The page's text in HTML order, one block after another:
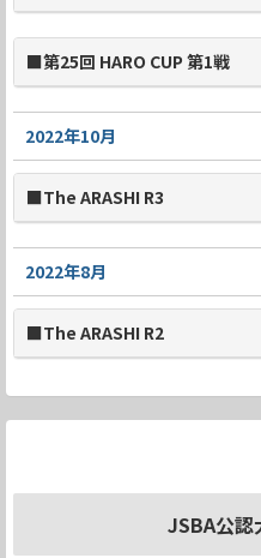
■第25回 HARO CUP 第1戦
2022年10月
■The ARASHI R3
2022年8月
■The ARASHI R2
JSBA公認